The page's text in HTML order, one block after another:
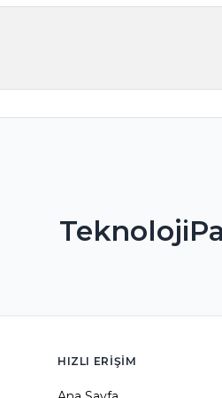
HIZLI ERIŞIM